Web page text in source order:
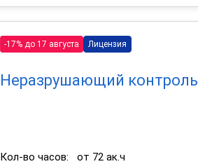
-17% до 17 августа Лицензия
Неразрушающий контроль
Кол-во часов:
от 72 ак.ч